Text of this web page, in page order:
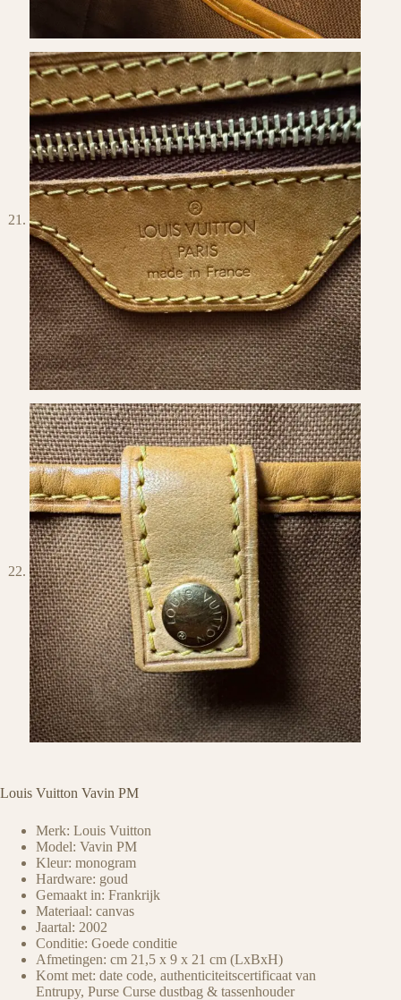
Louis Vuitton Vavin PM
Merk: Louis Vuitton
Model: Vavin PM
Kleur: monogram
Hardware: goud
Gemaakt in: Frankrijk
Materiaal: canvas
Jaartal: 2002
Conditie: Goede conditie
Afmetingen: cm 21,5 x 9 x 21 cm (LxBxH)
Komt met: date code, authenticiteitscertificaat van
Entrupy, Purse Curse dustbag & tassenhouder